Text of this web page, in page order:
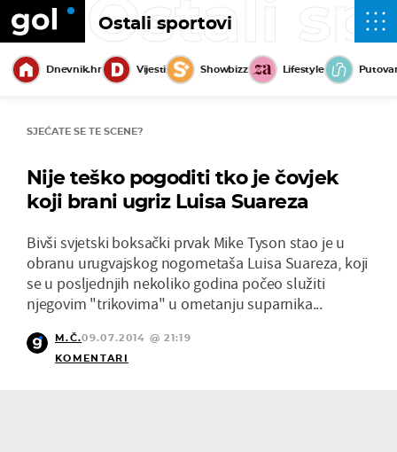
Ostali sportovi
Ostali
Dnevnik.hr Vijesti Showbizz Lifestyle
SJEĆATE SE TE SCENE?
Nije teško pogoditi tko je čovjek
koji brani ugriz Luisa Suareza
Bivši svjetski boksački prvak Mike Tyson stao je u
obranu urugvajskog nogometaša Luisa Suareza, koji
se u posljednjih nekoliko godina počeo služiti
njegovim "trikovima" u ometanju suparnika...
M.Č.09.07.2014 @ 21:19
KOMENTARI